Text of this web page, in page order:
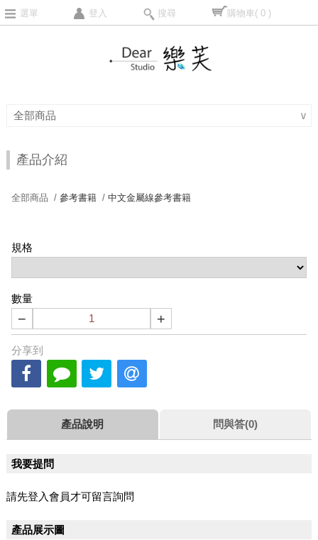
選單 登入 搜尋 購物車( 0 )
全部商品 ∨
產品介紹
全部商品 /參考書籍 /中文金屬線參考書籍
規格
數量
− +
分享到
產品說明 問與答(0)
我要提問
請先登入會員才可留言詢問
產品展示圖